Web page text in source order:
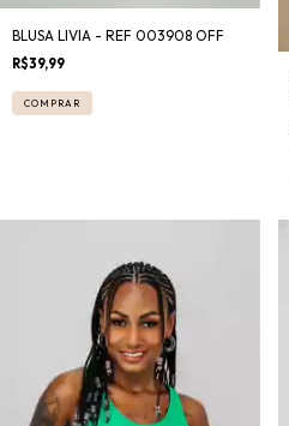
BLUSA LIVIA - REF 003908 OFF
R$39,99
COMPRAR